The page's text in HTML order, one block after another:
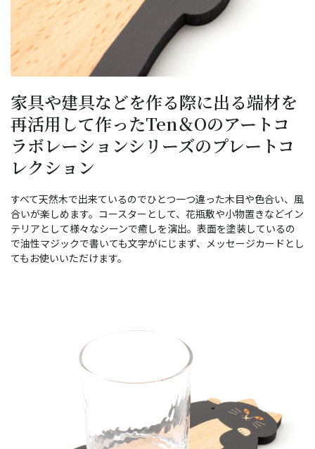
家具や建具などを作る際に出る端材を
再活用して作ったTen＆Oのアートコ
ラボレーションシリーズのプレートコ
レクション
すべて天然木で出来ているのでひとつ一つ違った木目や色合い、風
合いが楽しめます。コースターとして、花瓶敷や小物置きなどイン
テリアとして様々なシーンで癒しを演出。表面を塗装しているの
で油性マジックで書いても文字がにじまず、メッセージカードとし
てもお使いいただけます。